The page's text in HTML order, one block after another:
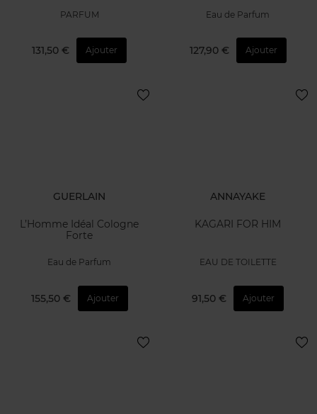
PARFUM
131,50 € Ajouter
Eau de Parfum
127,90 € Ajouter
GUERLAIN
L’Homme Idéal Cologne
Forte
Eau de Parfum
155,50 € Ajouter
ANNAYAKE
KAGARI FOR HIM
EAU DE TOILETTE
91,50 € Ajouter